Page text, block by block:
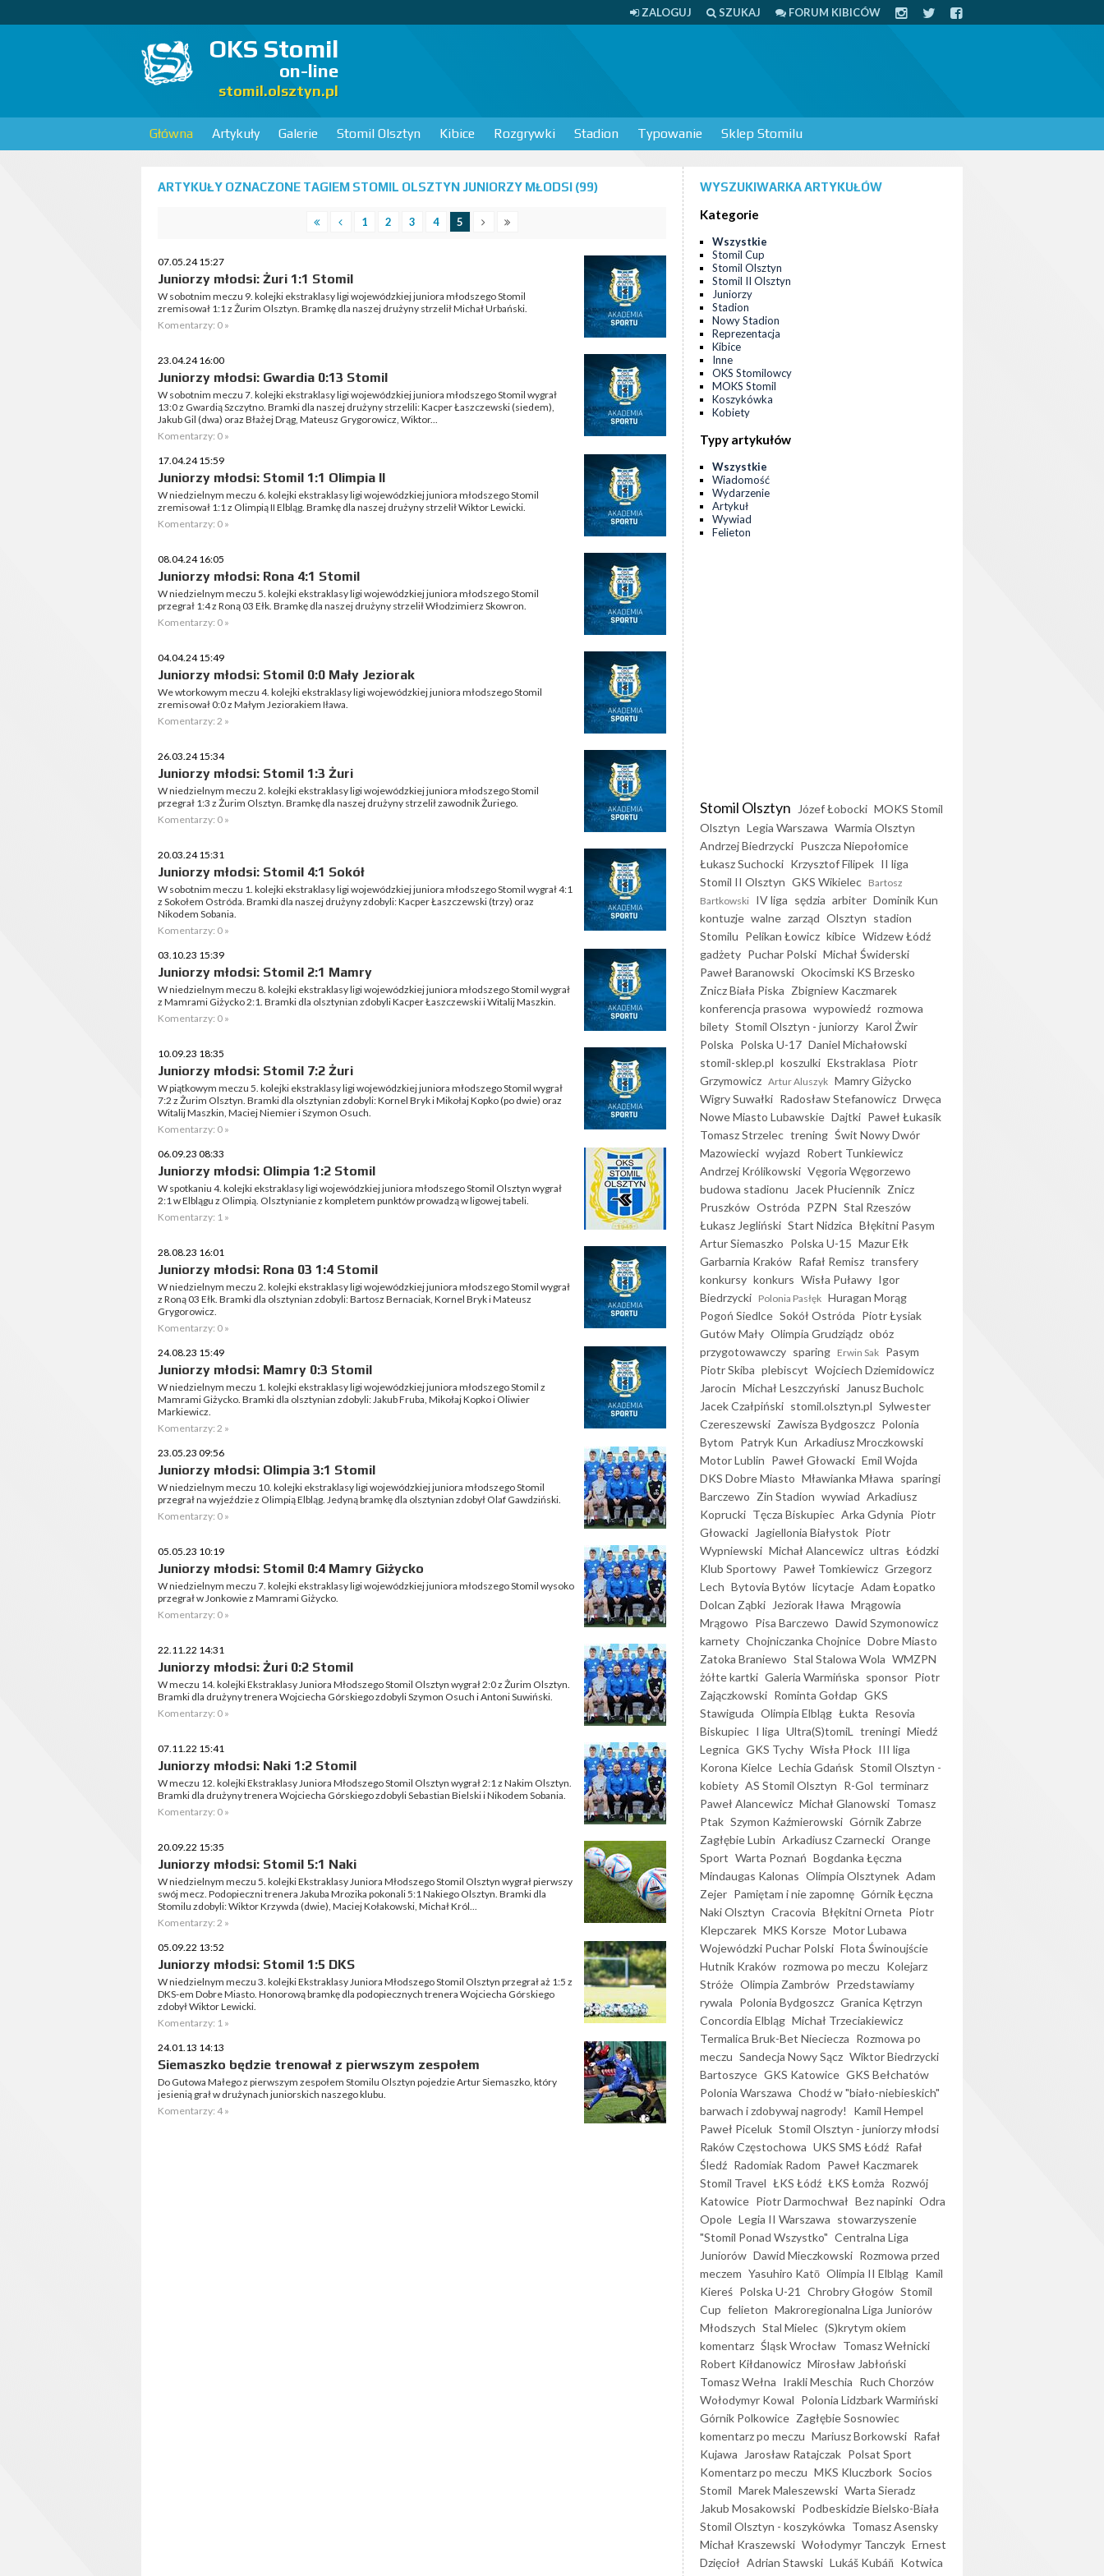
ZALOGUJ SZUKAJ FORUM KIBICÓW
OKS Stomil
on-line
stomil.olsztyn.pl
Główna Artykuły Galerie Stomil Olsztyn Kibice Rozgrywki Stadion Typowanie Sklep Stomilu
ARTYKUŁY OZNACZONE TAGIEM STOMIL OLSZTYN JUNIORZY MŁODSI (99)
1 2 3 4 5
07.05.24 15:27
Juniorzy młodsi: Żuri 1:1 Stomil
W sobotnim meczu 9. kolejki ekstraklasy ligi wojewódzkiej juniora młodszego Stomil
zremisował 1:1 z Żurim Olsztyn. Bramkę dla naszej drużyny strzelił Michał Urbański.
Komentarzy: 0 »
23.04.24 16:00
Juniorzy młodsi: Gwardia 0:13 Stomil
W sobotnim meczu 7. kolejki ekstraklasy ligi wojewódzkiej juniora młodszego Stomil wygrał
13:0 z Gwardią Szczytno. Bramki dla naszej drużyny strzelili: Kacper Łaszczewski (siedem),
Jakub Gil (dwa) oraz Błażej Drąg, Mateusz Grygorowicz, Wiktor...
Komentarzy: 0 »
17.04.24 15:59
Juniorzy młodsi: Stomil 1:1 Olimpia II
W niedzielnym meczu 6. kolejki ekstraklasy ligi wojewódzkiej juniora młodszego Stomil
zremisował 1:1 z Olimpią II Elbląg. Bramkę dla naszej drużyny strzelił Wiktor Lewicki.
Komentarzy: 0 »
08.04.24 16:05
Juniorzy młodsi: Rona 4:1 Stomil
W niedzielnym meczu 5. kolejki ekstraklasy ligi wojewódzkiej juniora młodszego Stomil
przegrał 1:4 z Roną 03 Ełk. Bramkę dla naszej drużyny strzelił Włodzimierz Skowron.
Komentarzy: 0 »
04.04.24 15:49
Juniorzy młodsi: Stomil 0:0 Mały Jeziorak
We wtorkowym meczu 4. kolejki ekstraklasy ligi wojewódzkiej juniora młodszego Stomil
zremisował 0:0 z Małym Jeziorakiem Iława.
Komentarzy: 2 »
26.03.24 15:34
Juniorzy młodsi: Stomil 1:3 Żuri
W niedzielnym meczu 2. kolejki ekstraklasy ligi wojewódzkiej juniora młodszego Stomil
przegrał 1:3 z Żurim Olsztyn. Bramkę dla naszej drużyny strzelił zawodnik Żuriego.
Komentarzy: 0 »
20.03.24 15:31
Juniorzy młodsi: Stomil 4:1 Sokół
W sobotnim meczu 1. kolejki ekstraklasy ligi wojewódzkiej juniora młodszego Stomil wygrał 4:1
z Sokołem Ostróda. Bramki dla naszej drużyny zdobyli: Kacper Łaszczewski (trzy) oraz
Nikodem Sobania.
Komentarzy: 0 »
03.10.23 15:39
Juniorzy młodsi: Stomil 2:1 Mamry
W niedzielnym meczu 8. kolejki ekstraklasy ligi wojewódzkiej juniora młodszego Stomil wygrał
z Mamrami Giżycko 2:1. Bramki dla olsztynian zdobyli Kacper Łaszczewski i Witalij Maszkin.
Komentarzy: 0 »
10.09.23 18:35
Juniorzy młodsi: Stomil 7:2 Żuri
W piątkowym meczu 5. kolejki ekstraklasy ligi wojewódzkiej juniora młodszego Stomil wygrał
7:2 z Żurim Olsztyn. Bramki dla olsztynian zdobyli: Kornel Bryk i Mikołaj Kopko (po dwie) oraz
Witalij Maszkin, Maciej Niemier i Szymon Osuch.
Komentarzy: 0 »
06.09.23 08:33
Juniorzy młodsi: Olimpia 1:2 Stomil
W spotkaniu 4. kolejki ekstraklasy ligi wojewódzkiej juniora młodszego Stomil Olsztyn wygrał
2:1 w Elblągu z Olimpią. Olsztynianie z kompletem punktów prowadzą w ligowej tabeli.
Komentarzy: 1 »
28.08.23 16:01
Juniorzy młodsi: Rona 03 1:4 Stomil
W niedzielnym meczu 2. kolejki ekstraklasy ligi wojewódzkiej juniora młodszego Stomil wygrał
z Roną 03 Ełk. Bramki dla olsztynian zdobyli: Bartosz Bernaciak, Kornel Bryk i Mateusz
Grygorowicz.
Komentarzy: 0 »
24.08.23 15:49
Juniorzy młodsi: Mamry 0:3 Stomil
W niedzielnym meczu 1. kolejki ekstraklasy ligi wojewódzkiej juniora młodszego Stomil z
Mamrami Giżycko. Bramki dla olsztynian zdobyli: Jakub Fruba, Mikołaj Kopko i Oliwier
Markiewicz.
Komentarzy: 2 »
23.05.23 09:56
Juniorzy młodsi: Olimpia 3:1 Stomil
W niedzielnym meczu 10. kolejki ekstraklasy ligi wojewódzkiej juniora młodszego Stomil
przegrał na wyjeździe z Olimpią Elbląg. Jedyną bramkę dla olsztynian zdobył Olaf Gawdziński.
Komentarzy: 0 »
05.05.23 10:19
Juniorzy młodsi: Stomil 0:4 Mamry Giżycko
W niedzielnym meczu 7. kolejki ekstraklasy ligi wojewódzkiej juniora młodszego Stomil wysoko
przegrał w Jonkowie z Mamrami Giżycko.
Komentarzy: 0 »
22.11.22 14:31
Juniorzy młodsi: Żuri 0:2 Stomil
W meczu 14. kolejki Ekstraklasy Juniora Młodszego Stomil Olsztyn wygrał 2:0 z Żurim Olsztyn.
Bramki dla drużyny trenera Wojciecha Górskiego zdobyli Szymon Osuch i Antoni Suwiński.
Komentarzy: 0 »
07.11.22 15:41
Juniorzy młodsi: Naki 1:2 Stomil
W meczu 12. kolejki Ekstraklasy Juniora Młodszego Stomil Olsztyn wygrał 2:1 z Nakim Olsztyn.
Bramki dla drużyny trenera Wojciecha Górskiego zdobyli Sebastian Bielski i Nikodem Sobania.
Komentarzy: 0 »
20.09.22 15:35
Juniorzy młodsi: Stomil 5:1 Naki
W niedzielnym meczu 5. kolejki Ekstraklasy Juniora Młodszego Stomil Olsztyn wygrał pierwszy
swój mecz. Podopieczni trenera Jakuba Mrozika pokonali 5:1 Nakiego Olsztyn. Bramki dla
Stomilu zdobyli: Wiktor Krzywda (dwie), Maciej Kołakowski, Michał Król...
Komentarzy: 2 »
05.09.22 13:52
Juniorzy młodsi: Stomil 1:5 DKS
W niedzielnym meczu 3. kolejki Ekstraklasy Juniora Młodszego Stomil Olsztyn przegrał aż 1:5 z
DKS-em Dobre Miasto. Honorową bramkę dla podopiecznych trenera Wojciecha Górskiego
zdobył Wiktor Lewicki.
Komentarzy: 1 »
24.01.13 14:13
Siemaszko będzie trenował z pierwszym zespołem
Do Gutowa Małego z pierwszym zespołem Stomilu Olsztyn pojedzie Artur Siemaszko, który
jesienią grał w drużynach juniorskich naszego klubu.
Komentarzy: 4 »
WYSZUKIWARKA ARTYKUŁÓW
Kategorie
Wszystkie
Stomil Cup
Stomil Olsztyn
Stomil II Olsztyn
Juniorzy
Stadion
Nowy Stadion
Reprezentacja
Kibice
Inne
OKS Stomilowcy
MOKS Stomil
Koszykówka
Kobiety
Typy artykułów
Wszystkie
Wiadomość
Wydarzenie
Artykuł
Wywiad
Felieton
Stomil Olsztyn Józef Łobocki MOKS Stomil
Olsztyn Legia Warszawa Warmia Olsztyn
Andrzej Biedrzycki Puszcza Niepołomice
Łukasz Suchocki Krzysztof Filipek II liga
Stomil II Olsztyn GKS Wikielec Bartosz
Bartkowski IV liga sędzia arbiter Dominik Kun
kontuzje walne zarząd Olsztyn stadion
Stomilu Pelikan Łowicz kibice Widzew Łódź
gadżety Puchar Polski Michał Świderski
Paweł Baranowski Okocimski KS Brzesko
Znicz Biała Piska Zbigniew Kaczmarek
konferencja prasowa wypowiedź rozmowa
bilety Stomil Olsztyn - juniorzy Karol Żwir
Polska Polska U-17 Daniel Michałowski
stomil-sklep.pl koszulki Ekstraklasa Piotr
Grzymowicz Artur Aluszyk Mamry Giżycko
Wigry Suwałki Radosław Stefanowicz Drwęca
Nowe Miasto Lubawskie Dajtki Paweł Łukasik
Tomasz Strzelec trening Świt Nowy Dwór
Mazowiecki wyjazd Robert Tunkiewicz
Andrzej Królikowski Vęgoria Węgorzewo
budowa stadionu
Jacek Płuciennik Znicz
Pruszków Ostróda PZPN Stal Rzeszów
Łukasz Jegliński Start Nidzica Błękitni Pasym
Artur Siemaszko Polska U-15 Mazur Ełk
Garbarnia Kraków Rafał Remisz transfery
konkursy konkurs Wisła Puławy Igor
Biedrzycki Polonia Pasłęk Huragan Morąg
Pogoń Siedlce Sokół Ostróda Piotr Łysiak
Gutów Mały Olimpia Grudziądz obóz
przygotowawczy sparing Erwin Sak Pasym
Piotr Skiba plebiscyt Wojciech Dziemidowicz
Jarocin Michał Leszczyński
Janusz Bucholc
Jacek Czałpiński stomil.olsztyn.pl Sylwester
Czereszewski Zawisza Bydgoszcz Polonia
Bytom Patryk Kun Arkadiusz Mroczkowski
Motor Lublin Paweł Głowacki Emil Wojda
DKS Dobre Miasto Mławianka Mława sparingi
Barczewo Zin Stadion wywiad Arkadiusz
Koprucki Tęcza Biskupiec Arka Gdynia Piotr
Głowacki
Jagiellonia Białystok Piotr
Wypniewski Michał Alancewicz ultras Łódzki
Klub Sportowy Paweł Tomkiewicz Grzegorz
Lech Bytovia Bytów licytacje Adam Łopatko
Dolcan Ząbki
Jeziorak Iława Mrągowia
Mrągowo Pisa Barczewo Dawid Szymonowicz
karnety Chojniczanka Chojnice Dobre Miasto
Zatoka Braniewo Stal Stalowa Wola WMZPN
żółte kartki Galeria Warmińska sponsor Piotr
Zajączkowski Rominta Gołdap GKS
Stawiguda Olimpia Elbląg Łukta Resovia
Biskupiec I liga Ultra(S)tomiL treningi Miedź
Legnica GKS Tychy Wisła Płock III liga
Korona Kielce Lechia Gdańsk Stomil Olsztyn -
kobiety AS Stomil Olsztyn R-Gol terminarz
Paweł Alancewicz Michał Glanowski Tomasz
Ptak Szymon Kaźmierowski Górnik Zabrze
Zagłębie Lubin Arkadiusz Czarnecki Orange
Sport Warta Poznań Bogdanka Łęczna
Mindaugas Kalonas Olimpia Olsztynek Adam
Zejer Pamiętam i nie zapomnę Górnik Łęczna
Naki Olsztyn Cracovia Błękitni Orneta Piotr
Klepczarek MKS Korsze Motor Lubawa
Wojewódzki Puchar Polski Flota Świnoujście
Hutnik Kraków rozmowa po meczu Kolejarz
Stróże Olimpia Zambrów Przedstawiamy
rywala Polonia Bydgoszcz Granica Kętrzyn
Concordia Elbląg Michał Trzeciakiewicz
Termalica Bruk-Bet Nieciecza Rozmowa po
meczu Sandecja Nowy Sącz Wiktor Biedrzycki
Bartoszyce GKS Katowice GKS Bełchatów
Polonia Warszawa Chodź w "biało-niebieskich"
barwach i zdobywaj nagrody!
Kamil Hempel
Paweł Piceluk Stomil Olsztyn - juniorzy młodsi
Raków Częstochowa UKS SMS Łódź Rafał
Śledź Radomiak Radom Paweł Kaczmarek
Stomil Travel ŁKS Łódź ŁKS Łomża Rozwój
Katowice Piotr Darmochwał Bez napinki Odra
Opole Legia II Warszawa stowarzyszenie
"Stomil Ponad Wszystko" Centralna Liga
Juniorów Dawid Mieczkowski Rozmowa przed
meczem Yasuhiro Katō Olimpia II Elbląg Kamil
Kiereś Polska U-21 Chrobry Głogów Stomil
Cup felieton Makroregionalna Liga Juniorów
Młodszych Stal Mielec (S)krytym okiem
komentarz Śląsk Wrocław Tomasz Wełnicki
Robert Kiłdanowicz Mirosław Jabłoński
Tomasz Wełna Irakli Meschia Ruch Chorzów
Wołodymyr Kowal Polonia Lidzbark Warmiński
Górnik Polkowice Zagłębie Sosnowiec
komentarz po meczu Mariusz Borkowski Rafał
Kujawa
Jarosław Ratajczak Polsat Sport
Komentarz po meczu MKS Kluczbork Socios
Stomil Marek Maleszewski Warta Sieradz
Jakub Mosakowski Podbeskidzie Bielsko-Biała
Stomil Olsztyn - koszykówka Tomasz Asensky
Michał Kraszewski Wołodymyr Tanczyk Ernest
Dzięcioł Adrian Stawski Lukáš Kubáň Kotwica